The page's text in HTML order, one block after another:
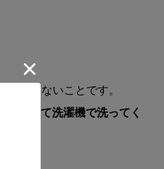
傷めないことです。
入れて洗濯機で洗ってく